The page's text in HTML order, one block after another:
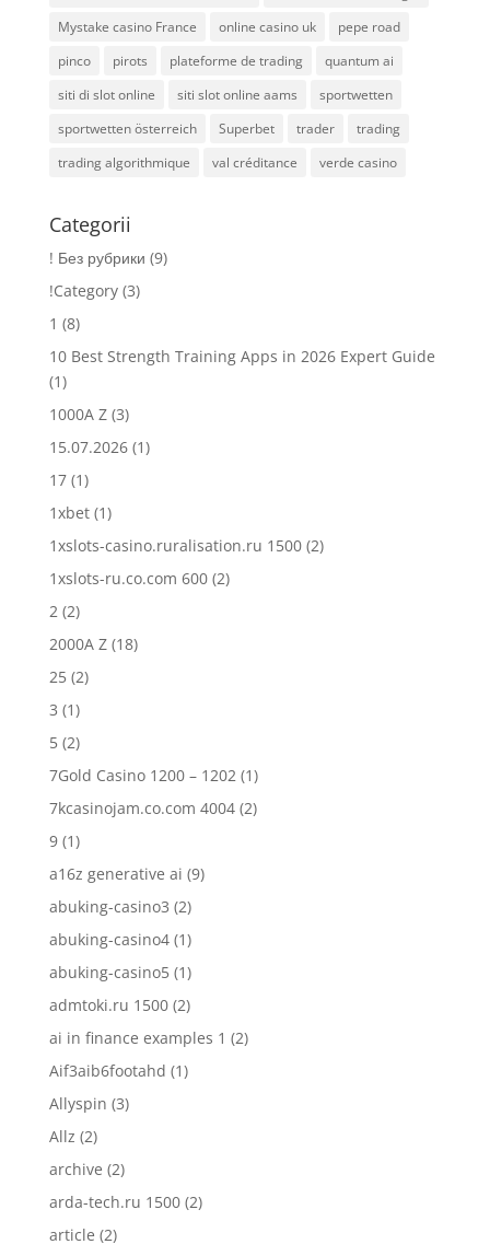
Mystake casino France
online casino uk
pepe road
pinco
pirots plateforme de trading
quantum ai
siti di slot online
siti slot online aams
sportwetten
sportwetten österreich
Superbet trader
trading
trading algorithmique
val créditance verde casino
Categorii
! Без рубрики (9)
!Category(3)
1 (8)
10 Best Strength Training Apps in 2026 Expert Guide
(1)
1000A Z(3)
15.07.2026(1)
17(1)
1xbet(1)
1xslots-casino.ruralisation.ru 1500(2)
1xslots-ru.co.com 600(2)
2(2)
2000A Z(18)
25(2)
3 (1)
5(2)
7Gold Casino 1200 – 1202(1)
7kcasinojam.co.com 4004(2)
9(1)
a16z generative ai (9)
abuking-casino3 (2)
abuking-casino4(1)
abuking-casino5(1)
admtoki.ru 1500(2)
ai in finance examples 1 (2)
Aif3aib6footahd (1)
Allyspin (3)
Allz (2)
archive (2)
arda-tech.ru 1500(2)
article (2)